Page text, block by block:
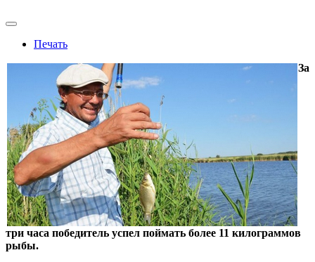
Печать
За
три часа победитель успел поймать более 11 килограммов
рыбы.